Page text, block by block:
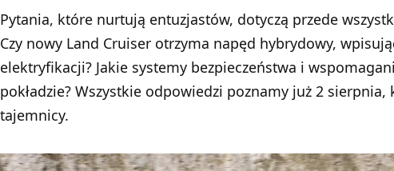
Pytania, które nurtują entuzjastów, dotyczą przede
Czy nowy Land Cruiser otrzyma napęd hybrydowy,
elektryfikacji? Jakie systemy bezpieczeństwa i
pokładzie? Wszystkie odpowiedzi poznamy już 2
tajemnicy.